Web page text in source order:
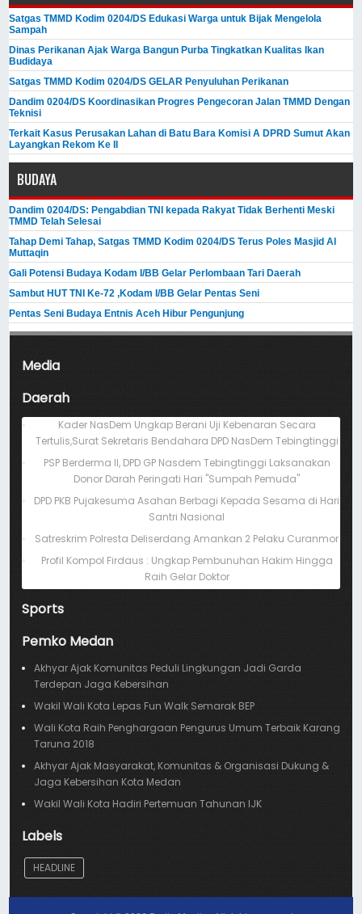
Satgas TMMD Kodim 0204/DS Edukasi Warga untuk Bijak Mengelola
Sampah
Dinas Perikanan Ajak Warga Bangun Purba Tingkatkan Kualitas Ikan
Budidaya
Satgas TMMD Kodim 0204/DS GELAR Penyuluhan Perikanan
Dandim 0204/DS Koordinasikan Progres Pengecoran Jalan TMMD Dengan
Teknisi
Terkait Kasus Perusakan Lahan di Batu Bara Komisi A DPRD Sumut Akan
Layangkan Rekom Ke II
BUDAYA
Dandim 0204/DS: Pengabdian TNI kepada Rakyat Tidak Berhenti Meski ​
TMMD Telah Selesai
Tahap Demi Tahap, Satgas TMMD Kodim 0204/DS Terus Poles Masjid Al
Muttaqin
Gali Potensi Budaya Kodam I/BB Gelar Perlombaan Tari Daerah
Sambut HUT TNI Ke-72 ,Kodam I/BB Gelar Pentas Seni
Pentas Seni Budaya Entnis Aceh Hibur Pengunjung
Media
Daerah
Kader NasDem Ungkap Berani Uji Kebenaran Secara
Tertulis,Surat Sekretaris Bendahara DPD NasDem Tebingtinggi
PSP Berderma II, DPD GP Nasdem Tebingtinggi Laksanakan
Donor Darah Peringati Hari "Sumpah Pemuda"
DPD PKB Pujakesuma Asahan Berbagi Kepada Sesama di Hari
Santri Nasional
Satreskrim Polresta Deliserdang Amankan 2 Pelaku Curanmor
Profil Kompol Firdaus : Ungkap Pembunuhan Hakim Hingga
Raih Gelar Doktor
Sports
Pemko Medan
Akhyar Ajak Komunitas Peduli Lingkungan Jadi Garda
Terdepan Jaga Kebersihan
Wakil Wali Kota Lepas Fun Walk Semarak BEP
Wali Kota Raih Penghargaan Pengurus Umum Terbaik Karang
Taruna 2018
Akhyar Ajak Masyarakat, Komunitas & Organisasi Dukung &
Jaga Kebersihan Kota Medan
Wakil Wali Kota Hadiri Pertemuan Tahunan IJK
Labels
HEADLINE